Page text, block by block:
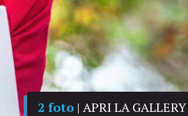
2 foto| APRI LA GALLERY